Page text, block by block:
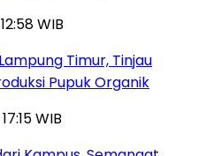
WIB
Timur, Tinjau
Pupuk Organik
WIB